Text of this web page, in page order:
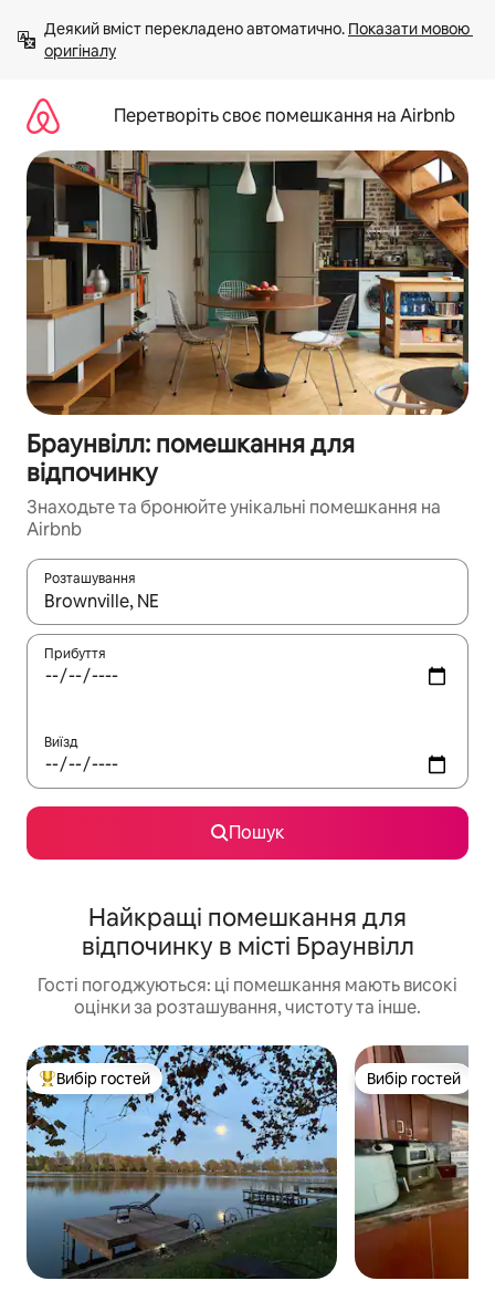
вмісту
Деякий вміст перекладено автоматично. Показати мовою
оригіналу
Перетворіть своє помешкання на Airbnb
Браунвілл: помешкання для
відпочинку
Знаходьте та бронюйте унікальні помешкання на
Airbnb
Розташування
Отримавши результати пошуку, використовуйте для
Прибуття
Виїзд
Пошук
Найкращі помешкання для
відпочинку в місті Браунвілл
Гості погоджуються: ці помешкання мають високі
оцінки за розташування, чистоту та інше.
Топ вибір гостей
Вибір гостей Вибір гостей
Вибір гостей